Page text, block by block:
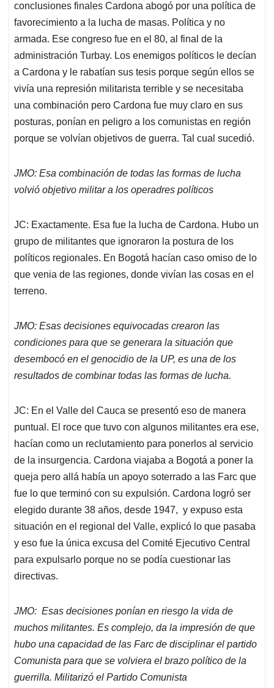
conclusiones finales Cardona abogó por una política de
favorecimiento a la lucha de masas. Política y no
armada. Ese congreso fue en el 80, al final de la
administración Turbay. Los enemigos políticos le decían
a Cardona y le rabatían sus tesis porque según ellos se
vivía una represión militarista terrible y se necesitaba
una combinación pero Cardona fue muy claro en sus
posturas, ponían en peligro a los comunistas en región
porque se volvían objetivos de guerra. Tal cual sucedió.
JMO: Esa combinación de todas las formas de lucha
volvió objetivo militar a los operadres políticos
JC: Exactamente. Esa fue la lucha de Cardona. Hubo un
grupo de militantes que ignoraron la postura de los
políticos regionales. En Bogotá hacían caso omiso de lo
que venia de las regiones, donde vivían las cosas en el
terreno.
JMO: Esas decisiones equivocadas crearon las
condiciones para que se generara la situación que
desembocó en el genocidio de la UP, es una de los
resultados de combinar todas las formas de lucha.
JC: En el Valle del Cauca se presentó eso de manera
puntual. El roce que tuvo con algunos militantes era ese,
hacían como un reclutamiento para ponerlos al servicio
de la insurgencia. Cardona viajaba a Bogotá a poner la
queja pero allá había un apoyo soterrado a las Farc que
fue lo que terminó con su expulsión. Cardona logró ser
elegido durante 38 años, desde 1947, y expuso esta
situación en el regional del Valle, explicó lo que pasaba
y eso fue la única excusa del Comité Ejecutivo Central
para expulsarlo porque no se podía cuestionar las
directivas.
JMO: Esas decisiones ponían en riesgo la vida de
muchos militantes. Es complejo, da la impresión de que
hubo una capacidad de las Farc de disciplinar el partido
Comunista para que se volviera el brazo político de la
guerrilla. Militarizó el Partido Comunista